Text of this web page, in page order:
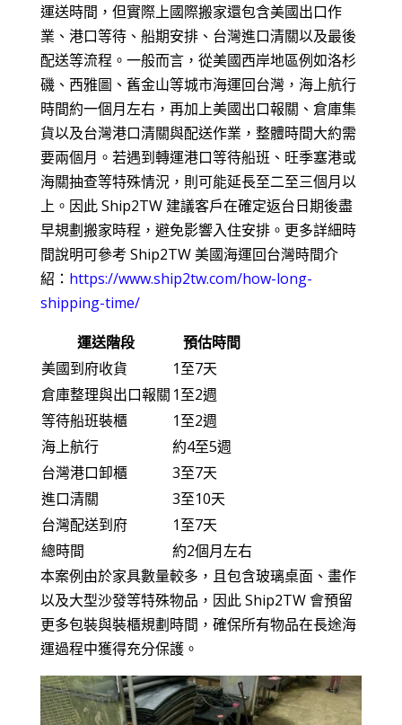
運送時間，但實際上國際搬家還包含美國出口作
業、港口等待、船期安排、台灣進口清關以及最後
配送等流程。一般而言，從美國西岸地區例如洛杉
磯、西雅圖、舊金山等城市海運回台灣，海上航行
時間約一個月左右，再加上美國出口報關、倉庫集
貨以及台灣港口清關與配送作業，整體時間大約需
要兩個月。若遇到轉運港口等待船班、旺季塞港或
海關抽查等特殊情況，則可能延長至二至三個月以
上。因此 Ship2TW 建議客戶在確定返台日期後盡
早規劃搬家時程，避免影響入住安排。更多詳細時
間說明可參考 Ship2TW 美國海運回台灣時間介
紹： https://www.ship2tw.com/how-long-
shipping-time/
運送階段
預估時間
美國到府收貨
1至7天
倉庫整理與出口報關 1至2週
等待船班裝櫃
1至2週
海上航行
約4至5週
台灣港口卸櫃
3至7天
進口清關
3至10天
台灣配送到府
1至7天
總時間
約2個月左右
本案例由於家具數量較多，且包含玻璃桌面、畫作
以及大型沙發等特殊物品，因此 Ship2TW 會預留
更多包裝與裝櫃規劃時間，確保所有物品在長途海
運過程中獲得充分保護。